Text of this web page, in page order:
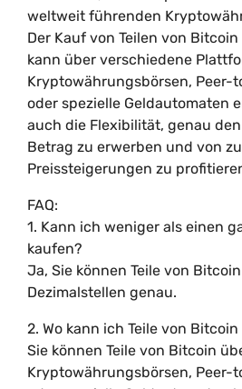
weltweit führenden
Der Kauf von Teilen von
kann über verschiedene
Kryptowährungsbörsen, Peer-
oder spezielle Geldautomaten
auch die Flexibilität, genau
Betrag zu erwerben und von
Preissteigerungen zu
FAQ:
1. Kann ich weniger als einen
kaufen?
Ja, Sie können Teile von
Dezimalstellen genau.
2. Wo kann ich Teile von
Sie können Teile von Bitcoin
Kryptowährungsbörsen, Peer-